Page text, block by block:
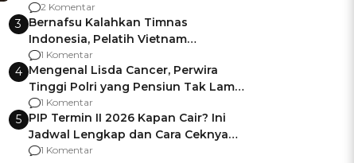
Pemalang
2 Komentar
3 Bernafsu Kalahkan Timnas
Indonesia, Pelatih Vietnam
Berencana Pakai Jimat di Pakansari
1 Komentar
4 Mengenal Lisda Cancer, Perwira
Tinggi Polri yang Pensiun Tak Lama
Usai Jadi Brigjen
1 Komentar
5 PIP Termin II 2026 Kapan Cair? Ini
Jadwal Lengkap dan Cara Ceknya
agar Dana Tidak Hangus!
1 Komentar